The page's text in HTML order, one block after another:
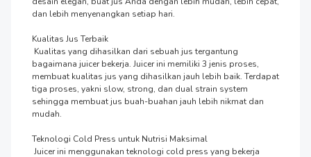
dan lebih menyenangkan setiap hari.
Kualitas Jus Terbaik
bagaimana juicer bekerja. Juicer ini memiliki 3 jenis proses,
membuat kualitas jus yang dihasilkan jauh lebih baik. Terdapat
tiga proses, yakni slow, strong, dan dual strain system
sehingga membuat jus buah-buahan jauh lebih nikmat dan
mudah.
Teknologi Cold Press untuk Nutrisi Maksimal